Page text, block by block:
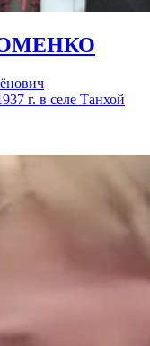
г. в селе Танхой